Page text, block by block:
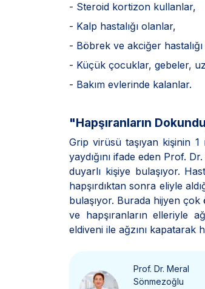
- Steroid kortizon kullanlar,
- Kalp hastalığı olanlar,
- Böbrek ve akciğer
- Küçük çocuklar, gebeler,
- Bakım evlerinde kalanlar.
"Hapşıranların
Grip virüsü taşıyan kişinin
yaydığını ifade eden Prof.
duyarlı kişiye bulaşıyor.
hapşırdıktan sonra eliyle
bulaşıyor. Burada hijyen çok
ve hapşıranların elleriyle
eldiveni ile ağzını kapatarak
Prof. Dr. Meral
Sönmezoğlu